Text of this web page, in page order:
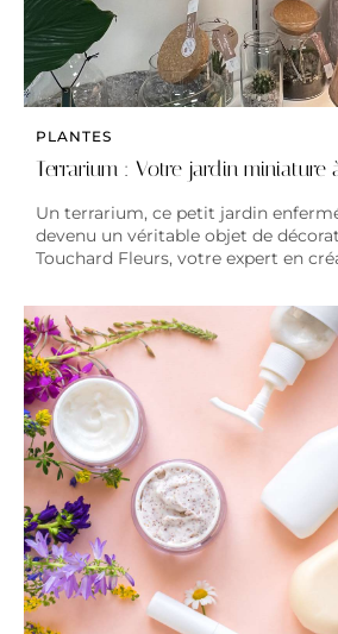
PLANTES
Terrarium : Votre jardin miniature
Un terrarium, ce petit jardin
devenu un véritable objet de
Touchard Fleurs, votre expert en